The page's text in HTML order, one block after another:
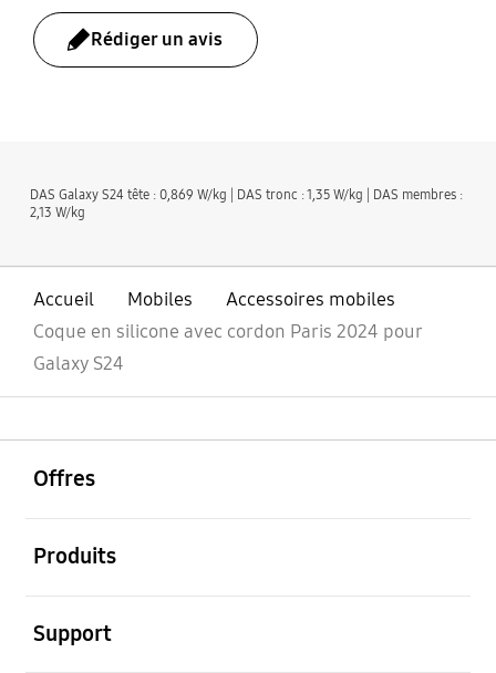
Rédiger un avis
DAS Galaxy S24 tête : 0,869 W/kg | DAS tronc : 1,35 W/kg | DAS membres :
2,13 W/kg
Accueil Mobiles
Accessoires mobiles
Coque en silicone avec cordon Paris 2024 pour
Galaxy S24
Offres
Produits
Support